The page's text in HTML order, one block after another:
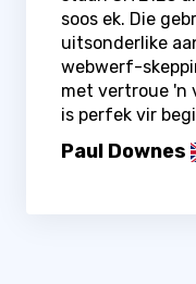
soos ek. Die
uitsonderlike
webwerf-
met vertroue 'n
is perfek vir
Paul Downes